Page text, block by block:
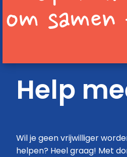
om
Help
Wil je geen vrijwilliger
helpen? Heel graag! Met